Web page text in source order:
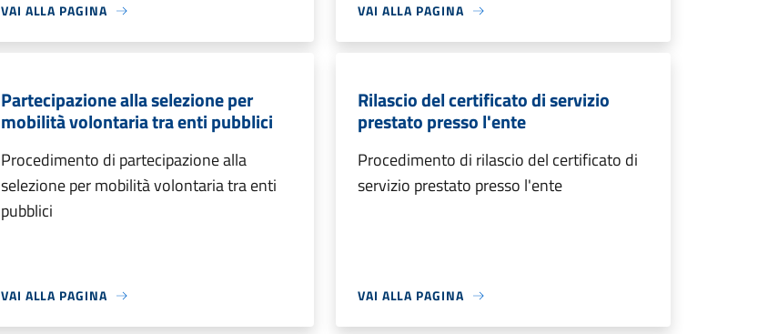
VAI ALLA PAGINA VAI ALLA PAGINA
Partecipazione alla selezione per
mobilità volontaria tra enti pubblici
Procedimento di partecipazione alla
selezione per mobilità volontaria tra enti
pubblici
VAI ALLA PAGINA
Rilascio del certificato di servizio
prestato presso l'ente
Procedimento di rilascio del certificato di
servizio prestato presso l'ente
VAI ALLA PAGINA